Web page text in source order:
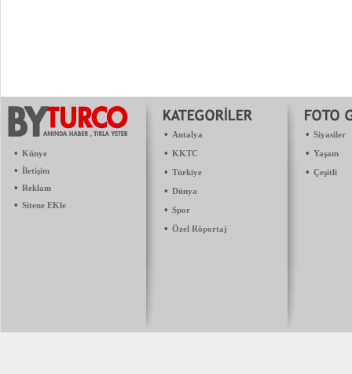
• Künye
• İletişim
• Reklam
• Sitene EKle
• Antalya
• KKTC
• Türkiye
• Dünya
• Spor
• Özel Röportaj
• Siyasiler
• Yaşam
• Çeşitli